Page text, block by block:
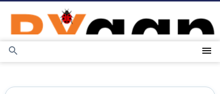
إلى
المحتوى
القائمة
بحث